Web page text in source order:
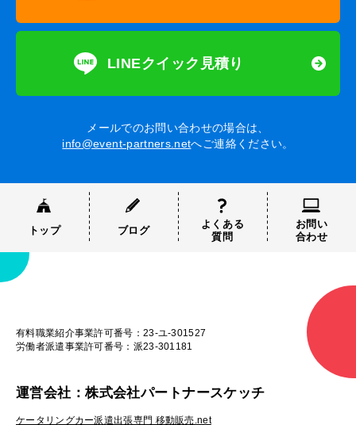
LINEクイック見積り
メールでのお問い合わせの場合は、
info@event-partners.netへご連絡ください。
トップ ブログ
よくある
質問
お問い
合わせ
有料職業紹介事業許可番号：23-ユ-301527
労働者派遣事業許可番号：派23-301181
運営会社：株式会社パートナースケッチ
ケータリングカー派遣出張専門 移動販売.net